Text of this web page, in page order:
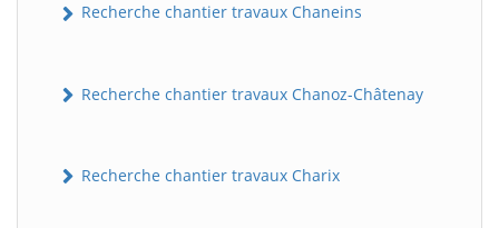
Recherche chantier travaux Chaneins
Recherche chantier travaux Chanoz-Châtenay
Recherche chantier travaux Charix